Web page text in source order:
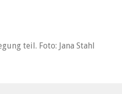
teil. Foto: Jana Stahl